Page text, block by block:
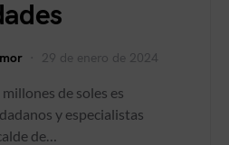
29 de enero de 2024
de soles es
y especialistas
de…